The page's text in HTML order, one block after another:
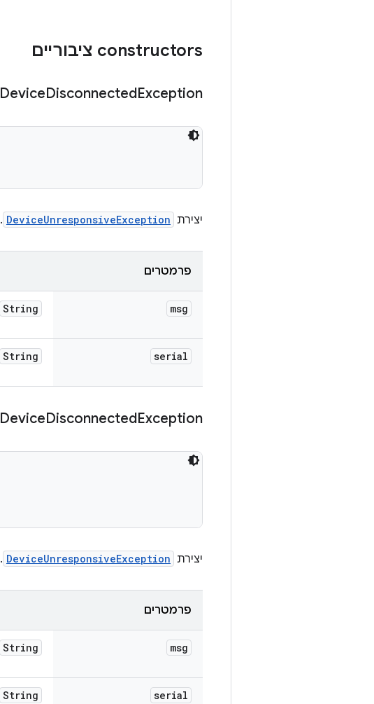
‫constructors ציבוריים
DeviceDisconnectedException
יצירת DeviceUnresponsiveException
.
פרמטרים
msg
String
serial
String
DeviceDisconnectedException
יצירת DeviceUnresponsiveException
.
פרמטרים
msg
String
serial
String